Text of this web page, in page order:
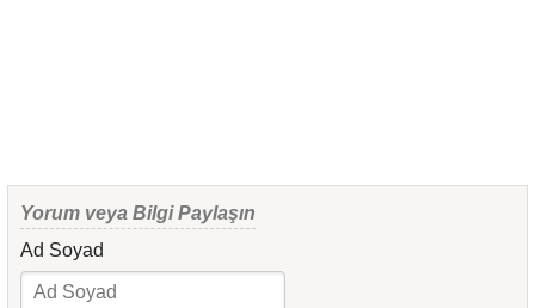
Yorum veya Bilgi Paylaşın
Ad Soyad